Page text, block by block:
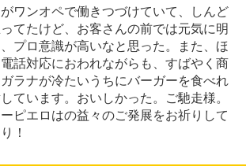
ワンオペで働きつづけていて、しんど
てたけど、お客さんの前では元気に明
プロ意識が高いなと思った。また、ほ
話対応におわれながらも、すばやく商
ラナが冷たいうちにバーガーを食べれ
ています。おいしかった。ご馳走様。
ピエロはの益々のご発展をお祈りして
！